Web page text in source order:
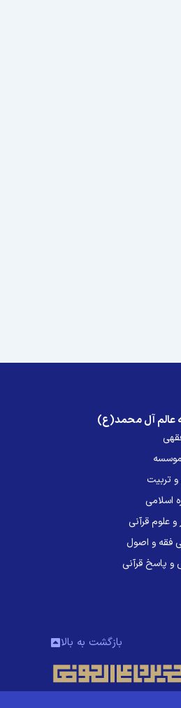
آل محمد(ع)
موسسه
و تربیت
اسلامی
علوم قرآنی
فقه و اصول
پاسخ قرآنی
بازگشت به بالا